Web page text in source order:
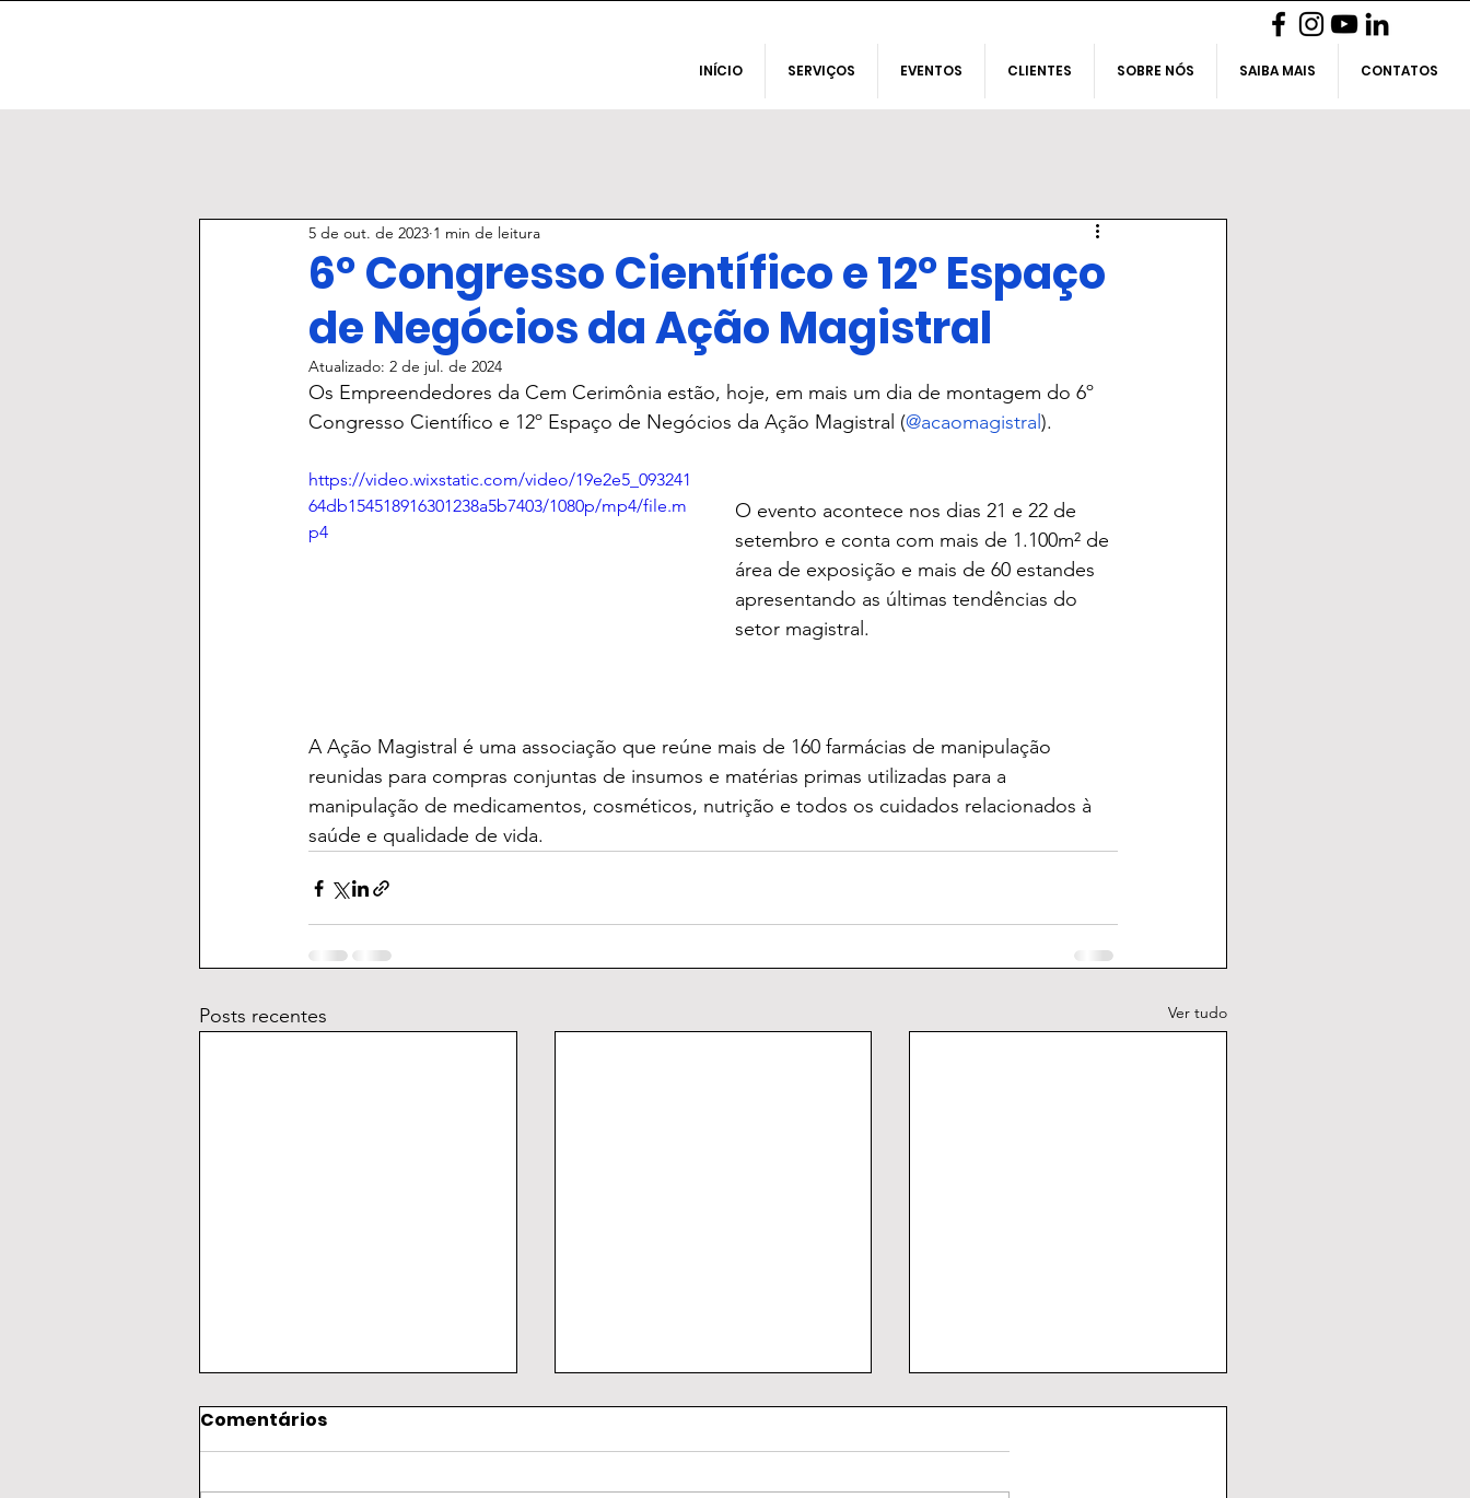
INÍCIO SERVIÇOS EVENTOS CLIENTES SOBRE NÓS SAIBA MAIS CONTATOS
6º Congresso Científico e 12º Espaço
de Negócios da Ação Magistral
5 de out. de 2023 1 min de leitura
Atualizado: 2 de jul. de 2024
Os Empreendedores da Cem Cerimônia estão, hoje, em mais um dia de montagem do 6º
Congresso Científico e 12º Espaço de Negócios da Ação Magistral (@acaomagistral ).
https://video.wixstatic.com/video/19e2e5_093241
64db154518916301238a5b7403/1080p/mp4/file.m
p4
O evento acontece nos dias 21 e 22 de
setembro e conta com mais de 1.100m² de
área de exposição e mais de 60 estandes
apresentando as últimas tendências do
setor magistral.
A Ação Magistral é uma associação que reúne mais de 160 farmácias de manipulação
reunidas para compras conjuntas de insumos e matérias primas utilizadas para a
manipulação de medicamentos, cosméticos, nutrição e todos os cuidados relacionados à
saúde e qualidade de vida.
Posts recentes Ver tudo
Comentários